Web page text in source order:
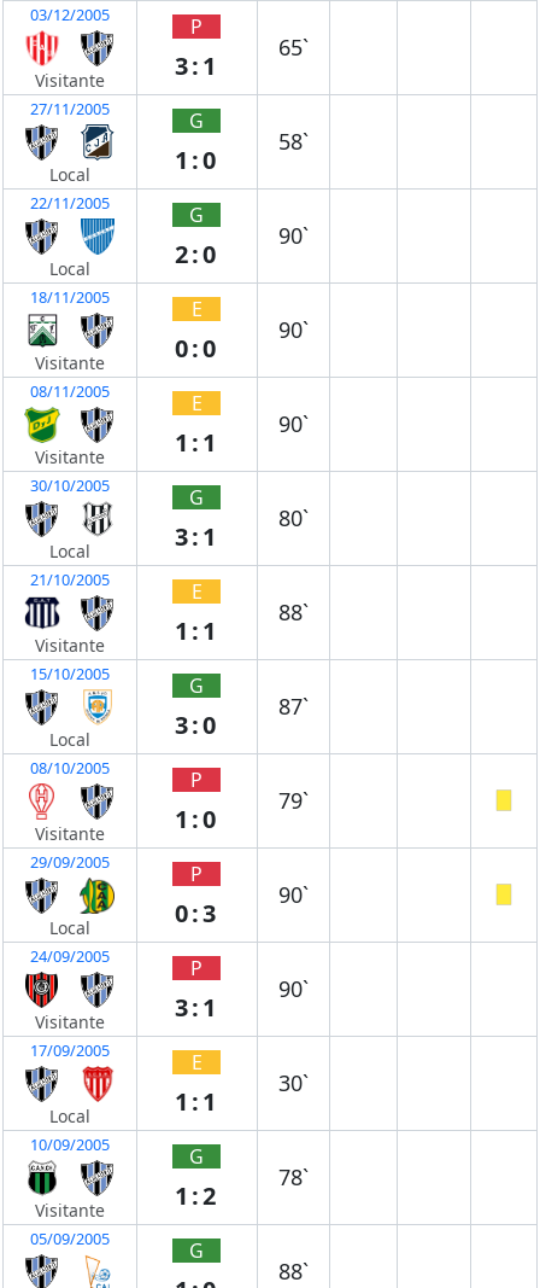
03/12/2005
Visitante
P
3:1
65`
27/11/2005
Local
G
1:0
58`
22/11/2005
Local
G
2:0
90`
18/11/2005
Visitante
E
0:0
90`
08/11/2005
Visitante
E
1:1
90`
30/10/2005
Local
G
3:1
80`
21/10/2005
Visitante
E
1:1
88`
15/10/2005
Local
G
3:0
87`
08/10/2005
Visitante
P
1:0
79`
29/09/2005
Local
P
0:3
90`
24/09/2005
Visitante
P
3:1
90`
17/09/2005
Local
E
1:1
30`
10/09/2005
Visitante
G
1:2
78`
05/09/2005 G
88`